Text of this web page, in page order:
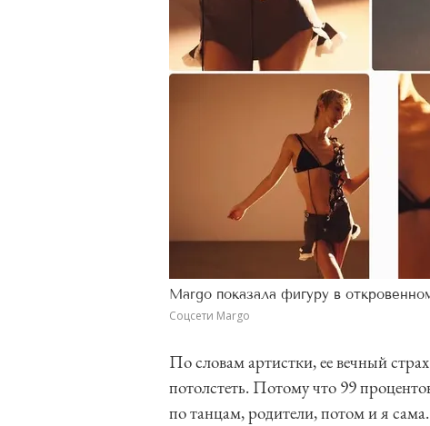
Margo показала фигуру в
Соцсети Margo
По словам артистки, ее вечный
потолстеть. Потому что 99
по танцам, родители, потом и я